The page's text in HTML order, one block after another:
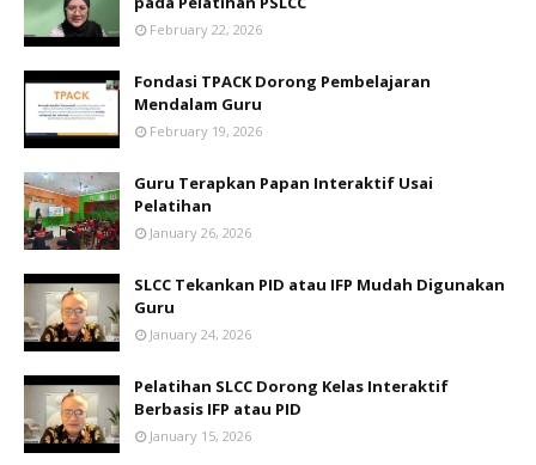
February 22, 2026
Fondasi TPACK Dorong Pembelajaran
Mendalam Guru
February 19, 2026
Guru Terapkan Papan Interaktif Usai
Pelatihan
January 26, 2026
SLCC Tekankan PID atau IFP Mudah Digunakan
Guru
January 24, 2026
Pelatihan SLCC Dorong Kelas Interaktif
Berbasis IFP atau PID
January 15, 2026